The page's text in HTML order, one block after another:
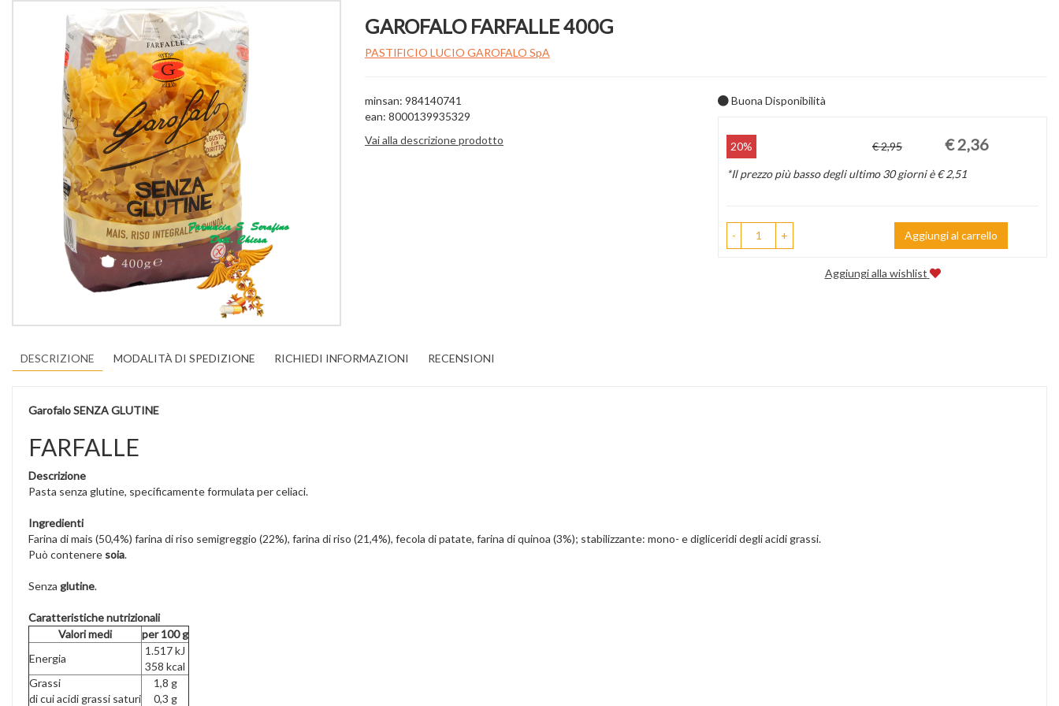
GAROFALO FARFALLE 400G
PASTIFICIO LUCIO GAROFALO SpA
minsan: 984140741
ean: 8000139935329
Vai alla descrizione prodotto
Buona Disponibilità
Sconto
del
20% € 2,95
Prezzo
scontato
€ 2,36
*Il prezzo più basso degli ultimo 30 giorni è € 2,51
- + Aggiungi al carrello
Aggiungi alla wishlist
DESCRIZIONE MODALITÀ DI SPEDIZIONE RICHIEDI INFORMAZIONI RECENSIONI
Garofalo SENZA GLUTINE
FARFALLE
Descrizione
Pasta senza glutine, specificamente formulata per celiaci.
Ingredienti
Farina di mais (50,4%) farina di riso semigreggio (22%), farina di riso (21,4%), fecola di patate, farina di quinoa (3%); stabilizzante: mono- e digliceridi degli acidi grassi.
Può contenere soia.
Senza glutine.
Caratteristiche nutrizionali
Valori medi
per 100 g
Energia
1.517 kJ
358 kcal
Grassi
di cui acidi grassi saturi
1,8 g
0,3 g